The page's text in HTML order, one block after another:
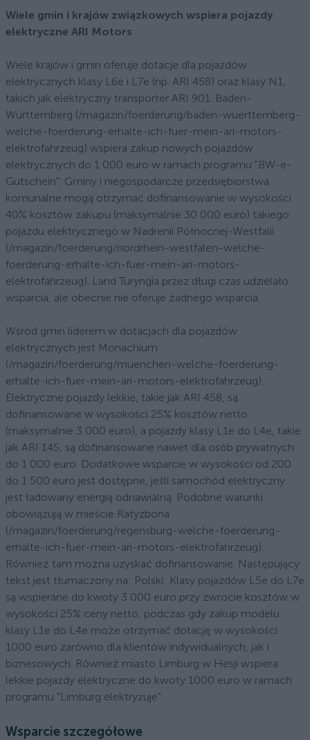
Wiele gmin i krajów związkowych wspiera pojazdy
elektryczne ARI Motors
Wiele krajów i gmin oferuje dotacje dla pojazdów
elektrycznych klasy L6e i L7e (np. ARI 458) oraz klasy N1,
takich jak elektryczny transporter ARI 901. Baden-
Württemberg (/magazin/foerderung/baden-wuerttemberg-
welche-foerderung-erhalte-ich-fuer-mein-ari-motors-
elektrofahrzeug) wspiera zakup nowych pojazdów
elektrycznych do 1 000 euro w ramach programu "BW-e-
Gutschein". Gminy i niegospodarcze przedsiębiorstwa
komunalne mogą otrzymać dofinansowanie w wysokości
40% kosztów zakupu (maksymalnie 30 000 euro) takiego
pojazdu elektrycznego w Nadrenii Północnej-Westfalii
(/magazin/foerderung/nordrhein-westfalen-welche-
foerderung-erhalte-ich-fuer-mein-ari-motors-
elektrofahrzeug). Land Turyngia przez długi czas udzielało
wsparcia, ale obecnie nie oferuje żadnego wsparcia.
Wśród gmin liderem w dotacjach dla pojazdów
elektrycznych jest Monachium
(/magazin/foerderung/muenchen-welche-foerderung-
erhalte-ich-fuer-mein-ari-motors-elektrofahrzeug).
Elektryczne pojazdy lekkie, takie jak ARI 458, są
dofinansowane w wysokości 25% kosztów netto
(maksymalnie 3 000 euro), a pojazdy klasy L1e do L4e, takie
jak ARI 145, są dofinansowane nawet dla osób prywatnych
do 1 000 euro. Dodatkowe wsparcie w wysokości od 200
do 1 500 euro jest dostępne, jeśli samochód elektryczny
jest ładowany energią odnawialną. Podobne warunki
obowiązują w mieście Ratyzbona
(/magazin/foerderung/regensburg-welche-foerderung-
erhalte-ich-fuer-mein-ari-motors-elektrofahrzeug).
Również tam można uzyskać dofinansowanie. Następujący
tekst jest tłumaczony na: Polski: Klasy pojazdów L5e do L7e
są wspierane do kwoty 3 000 euro przy zwrocie kosztów w
wysokości 25% ceny netto, podczas gdy zakup modelu
klasy L1e do L4e może otrzymać dotację w wysokości
1000 euro zarówno dla klientów indywidualnych, jak i
biznesowych. Również miasto Limburg w Hesji wspiera
lekkie pojazdy elektryczne do kwoty 1000 euro w ramach
programu "Limburg elektryzuje".
Wsparcie szczegółowe